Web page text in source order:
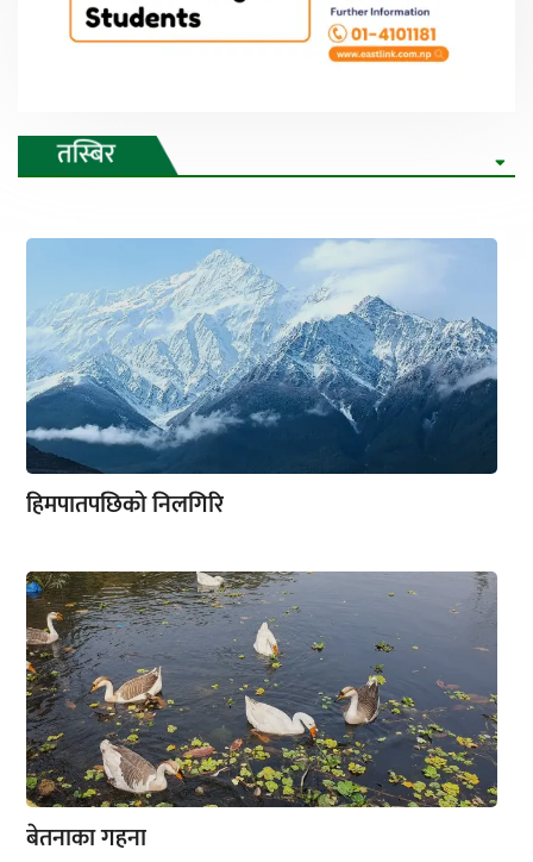
हिमपातपछिको निलगिरि
बेतनाका गहना